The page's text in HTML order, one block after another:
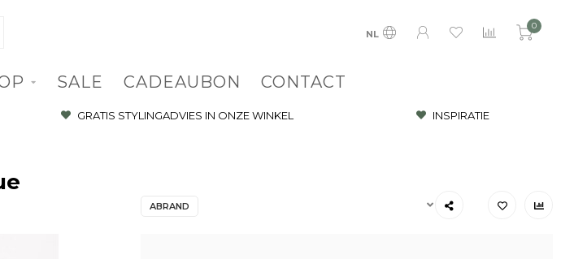
NL
0
SALE CADEAUBON CONTACT
GRATIS STYLINGADVIES IN ONZE WINKEL INSPIRATIE
ABRAND